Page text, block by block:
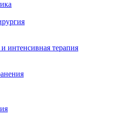
интенсивная терапия